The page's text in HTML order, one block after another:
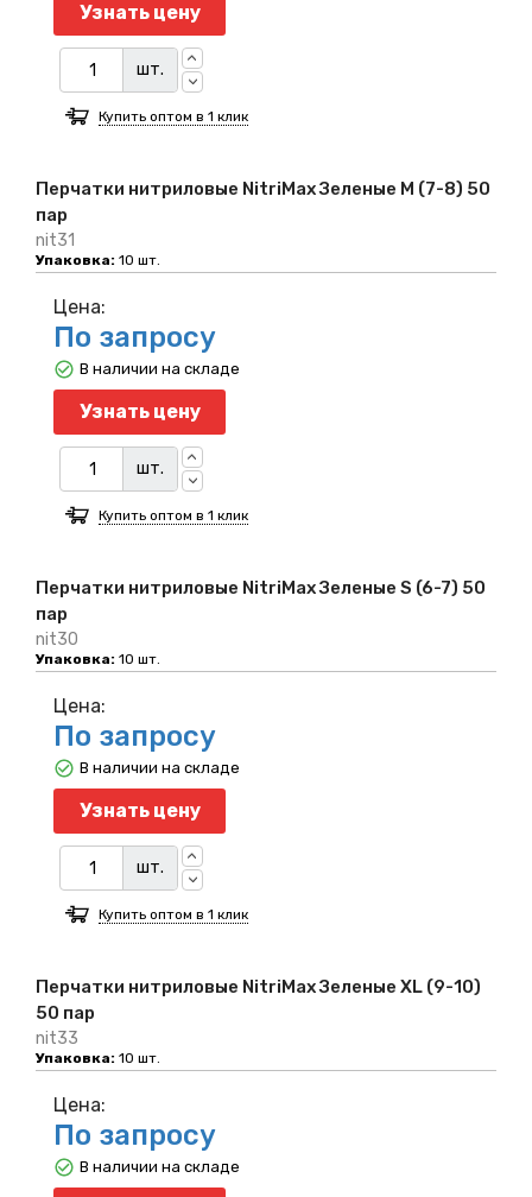
Перчатки нитриловые NitriMax Зеленые M (7-8) 50
пар
nit31
Упаковка: 10 шт.
Узнать цену
шт.
Купить оптом в 1 клик
Перчатки нитриловые NitriMax Зеленые S (6-7) 50
пар
nit30
Упаковка: 10 шт.
Цена:
По запросу
Узнать цену
шт.
В наличии на складе
Купить оптом в 1 клик
Перчатки нитриловые NitriMax Зеленые XL (9-10)
50 пар
nit33
Упаковка: 10 шт.
Цена:
По запросу
Узнать цену
шт.
В наличии на складе
Купить оптом в 1 клик
Цена:
По запросу
В наличии на складе